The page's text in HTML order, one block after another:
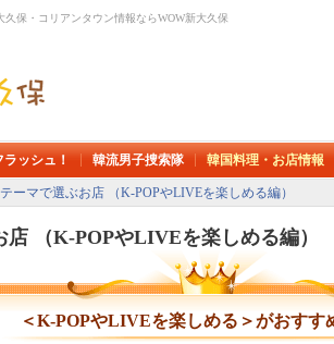
久保・コリアンタウン情報ならWOW新大久保
ッシュ！ 韓流男子捜索隊 韓国料理・お店情報
テーマで選ぶお店 （K-POPやLIVEを楽しめる編）
店 （K-POPやLIVEを楽しめる編）
＜K-POPやLIVEを楽しめる＞がおすす